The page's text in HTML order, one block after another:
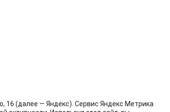
16 (далее — Яндекс). Сервис Яндекс Метрика